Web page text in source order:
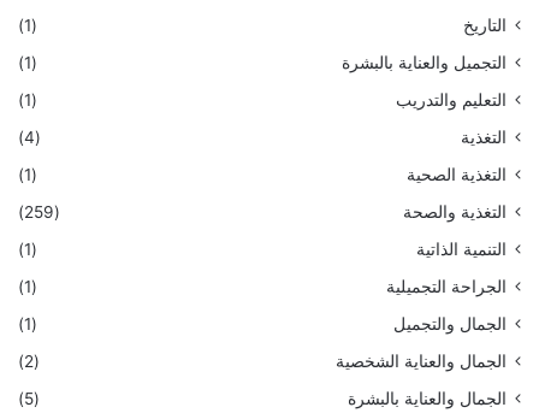
التاريخ
(1)
التجميل والعناية بالبشرة
(1)
التعليم والتدريب
(1)
التغذية
(4)
التغذية الصحية
(1)
التغذية والصحة
(259)
التنمية الذاتية
(1)
الجراحة التجميلية
(1)
الجمال والتجميل
(1)
الجمال والعناية الشخصية
(2)
الجمال والعناية بالبشرة
(5)